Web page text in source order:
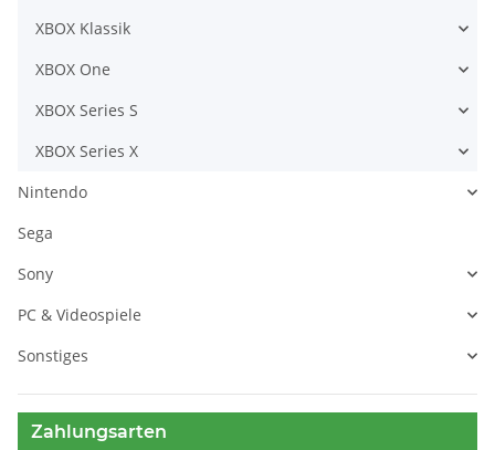
XBOX Klassik
XBOX One
XBOX Series S
XBOX Series X
Nintendo
Sega
Sony
PC & Videospiele
Sonstiges
Zahlungsarten